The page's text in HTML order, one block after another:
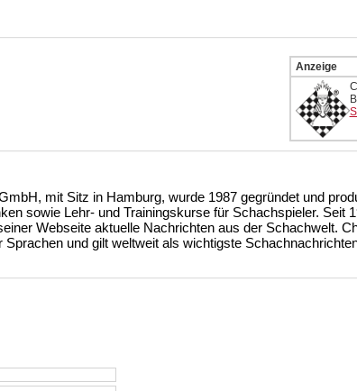
Anzeige
mit Sitz in Hamburg, wurde 1987 gegründet und
sowie Lehr- und Trainingskurse für Schachspieler. Seit
Webseite aktuelle Nachrichten aus der Schachwelt.
und gilt weltweit als wichtigste